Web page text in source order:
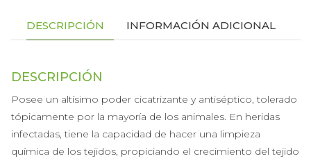
DESCRIPCIÓN INFORMACIÓN ADICIONAL
DESCRIPCIÓN
Posee un altísimo poder cicatrizante y antiséptico, tolerado
tópicamente por la mayoría de los animales. En heridas
infectadas, tiene la capacidad de hacer una limpieza
química de los tejidos, propiciando el crecimiento del tejido